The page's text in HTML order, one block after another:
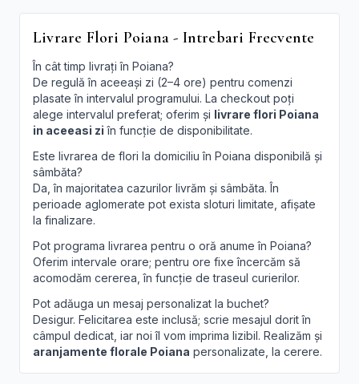
Livrare Flori Poiana - Intrebari Frecvente
În cât timp livrați în Poiana?
De regulă în aceeași zi (2–4 ore) pentru comenzi
plasate în intervalul programului. La checkout poți
alege intervalul preferat; oferim și livrare flori Poiana
in aceeasi zi în funcție de disponibilitate.
Este livrarea de flori la domiciliu în Poiana disponibilă și
sâmbăta?
Da, în majoritatea cazurilor livrăm și sâmbăta. În
perioade aglomerate pot exista sloturi limitate, afișate
la finalizare.
Pot programa livrarea pentru o oră anume în Poiana?
Oferim intervale orare; pentru ore fixe încercăm să
acomodăm cererea, în funcție de traseul curierilor.
Pot adăuga un mesaj personalizat la buchet?
Desigur. Felicitarea este inclusă; scrie mesajul dorit în
câmpul dedicat, iar noi îl vom imprima lizibil. Realizăm și
aranjamente florale Poiana personalizate, la cerere.